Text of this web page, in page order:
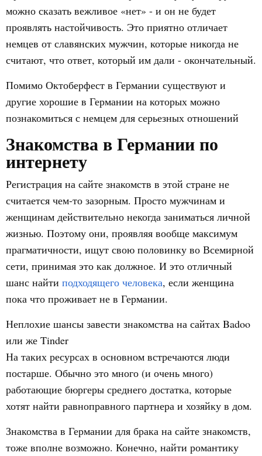
можно сказать вежливое «нет» - и он не будет
проявлять настойчивость. Это приятно отличает
немцев от славянских мужчин, которые никогда не
считают, что ответ, который им дали - окончательный.
Помимо Октоберфест в Германии существуют и
другие хорошие в Германии на которых можно
познакомиться с немцем для серьезных отношений
Знакомства в Германии по
интернету
Регистрация на сайте знакомств в этой стране не
считается чем-то зазорным. Просто мужчинам и
женщинам действительно некогда заниматься личной
жизнью. Поэтому они, проявляя вообще максимум
прагматичности, ищут свою половинку во Всемирной
сети, принимая это как должное. И это отличный
шанс найти подходящего человека, если женщина
пока что проживает не в Германии.
Неплохие шансы завести знакомства на сайтах Badoo
или же Tinder
На таких ресурсах в основном встречаются люди
постарше. Обычно это много (и очень много)
работающие бюргеры среднего достатка, которые
хотят найти равноправного партнера и хозяйку в дом.
Знакомства в Германии для брака на сайте знакомств,
тоже вполне возможно. Конечно, найти романтику